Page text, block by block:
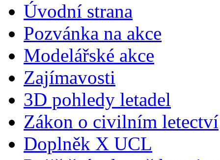
Úvodní strana
Pozvánka na akce
Modelářské akce
Zajímavosti
3D pohledy letadel
Zákon o civilním letectví
Doplněk X UCL